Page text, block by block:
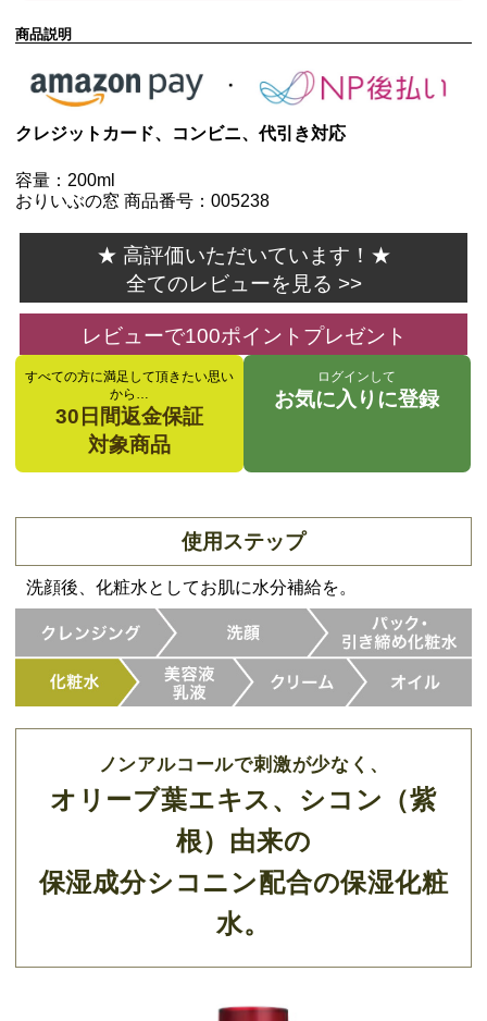
商品説明
クレジットカード、コンビニ、代引き対応
容量：200ml
おりいぶの窓 商品番号：005238
★ 高評価いただいています！★
全てのレビューを見る >>
レビューで100ポイントプレゼント
すべての方に満足して頂きたい思い
から…
30日間返金保証
対象商品
ログインして
お気に入りに登録
使用ステップ
洗顔後、化粧水としてお肌に水分補給を。
ノンアルコールで刺激が少なく、
オリーブ葉エキス、シコン（紫
根）由来の
保湿成分シコニン配合の保湿化粧
水。